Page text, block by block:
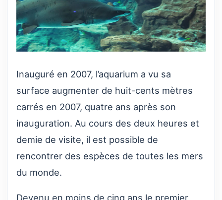
Inauguré en 2007, l’aquarium a vu sa
surface augmenter de huit-cents mètres
carrés en 2007, quatre ans après son
inauguration. Au cours des deux heures et
demie de visite, il est possible de
rencontrer des espèces de toutes les mers
du monde.
Devenu en moins de cinq ans le premier